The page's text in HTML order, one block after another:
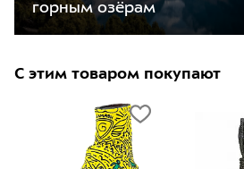
горным озёрам
С этим товаром покупают